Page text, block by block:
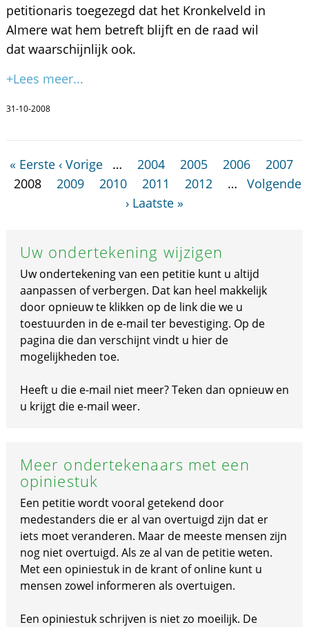
petitionaris toegezegd dat het Kronkelveld in
Almere wat hem betreft blijft en de raad wil
dat waarschijnlijk ook.
+Lees meer...
31-10-2008
« Eerste ‹ Vorige … 2004 2005 2006
2007
2008
2009 2010 2011 2012 …
Volgende
› Laatste »
Uw ondertekening wijzigen
Uw ondertekening van een petitie kunt u altijd
aanpassen of verbergen. Dat kan heel makkelijk
door opnieuw te klikken op de link die we u
toestuurden in de e-mail ter bevestiging. Op de
pagina die dan verschijnt vindt u hier de
mogelijkheden toe.
Heeft u die e-mail niet meer? Teken dan opnieuw en
u krijgt die e-mail weer.
Meer ondertekenaars met een
opiniestuk
Een petitie wordt vooral getekend door
medestanders die er al van overtuigd zijn dat er
iets moet veranderen. Maar de meeste mensen zijn
nog niet overtuigd. Als ze al van de petitie weten.
Met een opiniestuk in de krant of online kunt u
mensen zowel informeren als overtuigen.
Een opiniestuk schrijven is niet zo moeilijk. De